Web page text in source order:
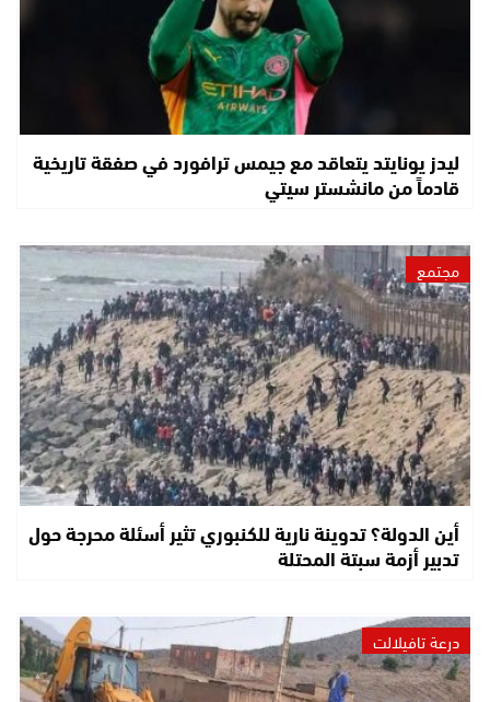
ليدز يونايتد يتعاقد مع جيمس ترافورد في صفقة تاريخية
قادماً من مانشستر سيتي
مجتمع
أين الدولة؟ تدوينة نارية للكنبوري تثير أسئلة محرجة حول
تدبير أزمة سبتة المحتلة
درعة تافيلالت